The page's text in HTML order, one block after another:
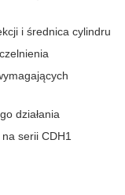
i średnica cylindru
działania
serii CDH1